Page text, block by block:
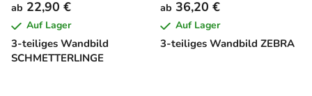
3-teiliges Wandbild
SCHMETTERLINGE
ab 22,90 €
Auf Lager
3-teiliges Wandbild ZEBRA
ab 36,20 €
Auf Lager